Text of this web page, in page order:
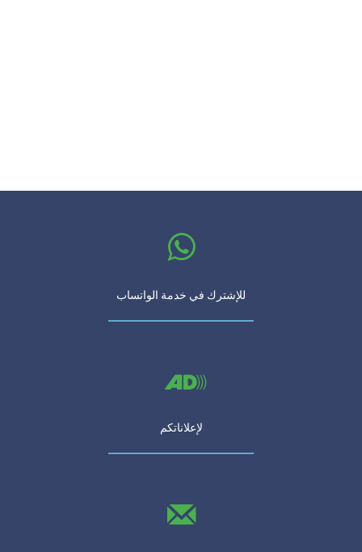
للإشترك في خدمة الواتساب
لإعلاناتكم